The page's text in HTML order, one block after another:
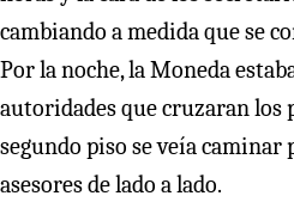
cambiando a medida que se
Por la noche, la Moneda
autoridades que cruzaran los
segundo piso se veía caminar
asesores de lado a lado.